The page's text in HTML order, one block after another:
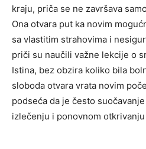
kraju, priča se ne završava
Ona otvara put ka novim
sa vlastitim strahovima i
priči su naučili važne lekcije o
Istina, bez obzira koliko bila
sloboda otvara vrata novim
podseća da je često
izlečenju i ponovnom